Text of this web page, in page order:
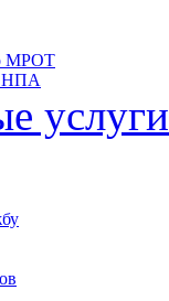
о МРОТ
НПА
услуги